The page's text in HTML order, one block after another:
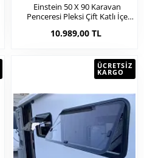
Einstein 50 X 90 Karavan
Penceresi Pleksi Çift Katlı İçe
10.989,00 TL
ÜCRETSIZ
KARGO